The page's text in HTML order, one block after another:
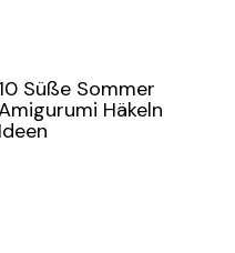
10 Süße Sommer
Häkeln
Ideen